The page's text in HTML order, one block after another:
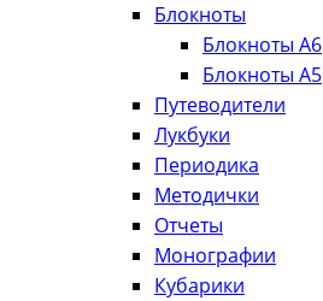
Блокноты
Блокноты А6
Блокноты А5
Путеводители
Лукбуки
Периодика
Методички
Отчеты
Монографии
Кубарики